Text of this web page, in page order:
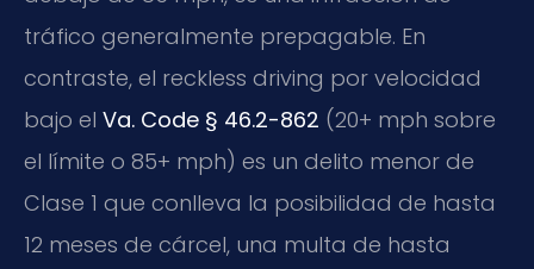
tráfico generalmente prepagable. En
contraste, el reckless driving por velocidad
bajo el Va. Code § 46.2-862 (20+ mph sobre
el límite o 85+ mph) es un delito menor de
Clase 1 que conlleva la posibilidad de hasta
12 meses de cárcel, una multa de hasta